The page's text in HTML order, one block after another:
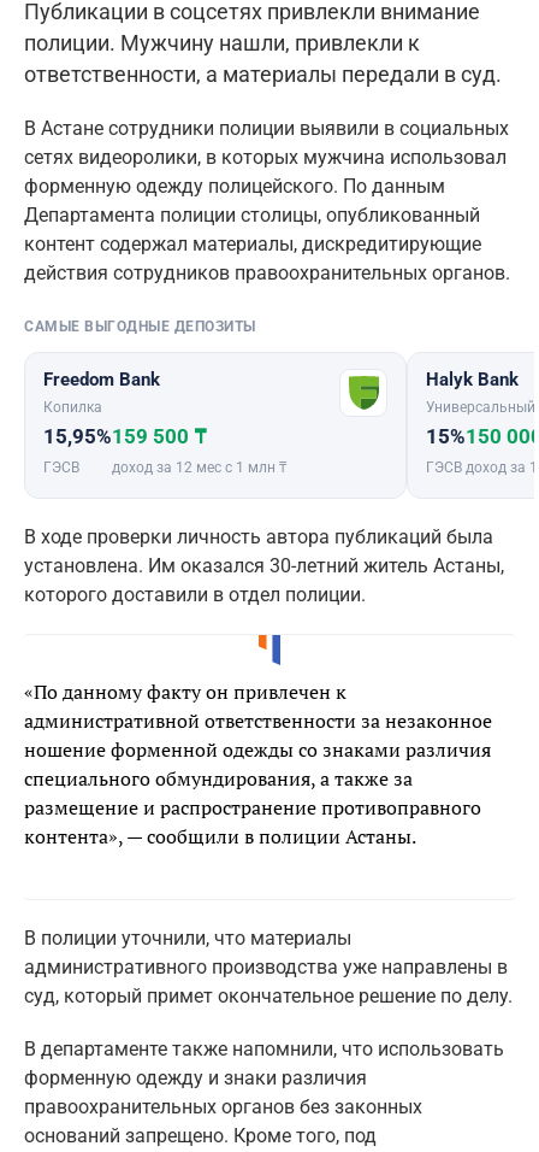
Публикации в соцсетях привлекли внимание
полиции. Мужчину нашли, привлекли к
ответственности, а материалы передали в суд.
В Астане сотрудники полиции выявили в социальных
сетях видеоролики, в которых мужчина использовал
форменную одежду полицейского. По данным
Департамента полиции столицы, опубликованный
контент содержал материалы, дискредитирующие
действия сотрудников правоохранительных органов.
САМЫЕ ВЫГОДНЫЕ ДЕПОЗИТЫ
Freedom Bank
Копилка
15,95%
ГЭСВ
159 500 ₸
доход за 12 мес с 1 млн ₸
Halyk Bank
Универсальный
15%
ГЭСВ
150
доход за
В ходе проверки личность автора публикаций была
установлена. Им оказался 30-летний житель Астаны,
которого доставили в отдел полиции.
«По данному факту он привлечен к
административной ответственности за незаконное
ношение форменной одежды со знаками различия
специального обмундирования, а также за
размещение и распространение противоправного
контента», — сообщили в полиции Астаны.
В полиции уточнили, что материалы
административного производства уже направлены в
суд, который примет окончательное решение по делу.
В департаменте также напомнили, что использовать
форменную одежду и знаки различия
правоохранительных органов без законных
оснований запрещено. Кроме того, под